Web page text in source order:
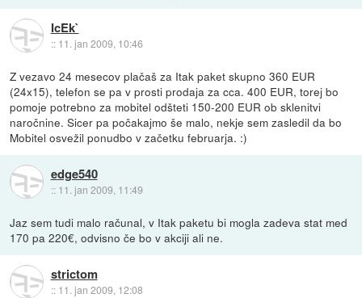
IcEk`
:: 11. jan 2009, 10:46
Z vezavo 24 mesecov plačaš za Itak paket skupno 360 EUR
(24x15), telefon se pa v prosti prodaja za cca. 400 EUR, torej bo
pomoje potrebno za mobitel odšteti 150-200 EUR ob sklenitvi
naročnine. Sicer pa počakajmo še malo, nekje sem zasledil da bo
Mobitel osvežil ponudbo v začetku februarja. :)
edge540
:: 11. jan 2009, 11:49
Jaz sem tudi malo računal, v Itak paketu bi mogla zadeva stat med
170 pa 220€, odvisno če bo v akciji ali ne.
strictom
:: 11. jan 2009, 12:08